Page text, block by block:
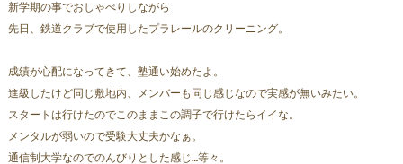
新学期の事でおしゃべりしながら
先日、鉄道クラブで使用したプラレールのクリーニング。
成績が心配になってきて、塾通い始めたよ。
進級したけど同じ敷地内、メンバーも同じ感じなので実感が無いみたい。
スタートは行けたのでこのままこの調子で行けたらイイな。
メンタルが弱いので受験大丈夫かなぁ。
通信制大学なのでのんびりとした感じ…等々。